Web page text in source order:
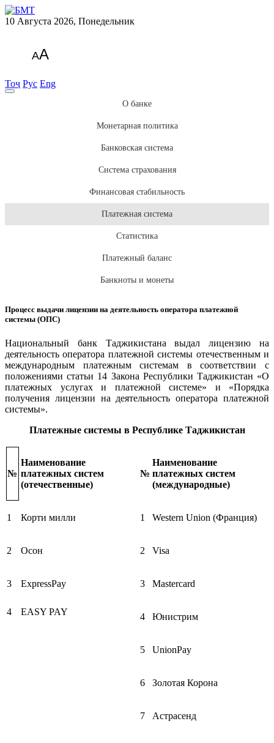
10 Августа 2026, Понедельник
AA
Тоҷ Рус Eng
О банке
Монетарная политика
Банковская система
Система страхования
Финансовая стабильность
Платежная система
Статистика
Платежный баланс
Банкноты и монеты
Процесс выдачи лицензии на деятельность оператора платежной
системы (ОПС)
Национальный банк Таджикистана выдал лицензию на
деятельность оператора платежной системы отечественным и
международным платежным системам в соответствии с
положениями статьи 14 Закона Республики Таджикистан «О
платежных услугах и платежной системе» и «Порядка
получения лицензии на деятельность оператора платежной
системы».
Платежные системы в Республике Таджикистан
№
Наименование
платежных систем
(отечественные)
№
Наименование
платежных систем
(международные)
1 Корти милли 1 Western Union (Франция)
2 Осон 2 Visa
3 ExpressPay 3 Mastercard
4 EASY PAY 4 Юнистрим
5 UnionPay
6 Золотая Корона
7 Астрасенд